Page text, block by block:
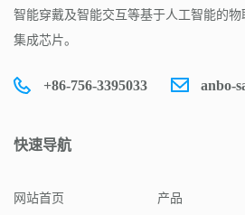
智能穿戴及智能交互等基于人工智能的
集成芯片。
+86-756-3395033 anbo-
快速导航
网站首页 产品